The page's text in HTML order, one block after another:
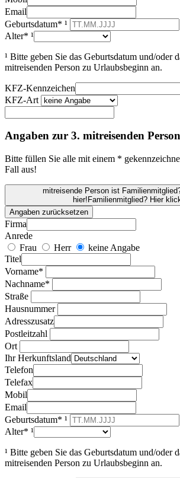
Email
Geburtsdatum* ¹
Alter* ¹
¹ Bitte geben Sie das Geburtsdatum und/oder
mitreisenden Person zu Urlaubsbeginn an.
KFZ-Kennzeichen
KFZ-Art
Angaben zur 3. mitreisenden Person
Bitte füllen Sie alle mit einem *
Fall aus!
mitreisende Person ist
hier! Familienmitglied? Hier
Angaben zurücksetzen
Firma
Anrede
Frau
Herr
keine Angabe
Titel
Vorname*
Nachname*
Straße
Hausnummer
Adresszusatz
Postleitzahl
Ort
Ihr Herkunftsland
Telefon
Telefax
Mobil
Email
Geburtsdatum* ¹
Alter* ¹
¹ Bitte geben Sie das Geburtsdatum und/oder
mitreisenden Person zu Urlaubsbeginn an.